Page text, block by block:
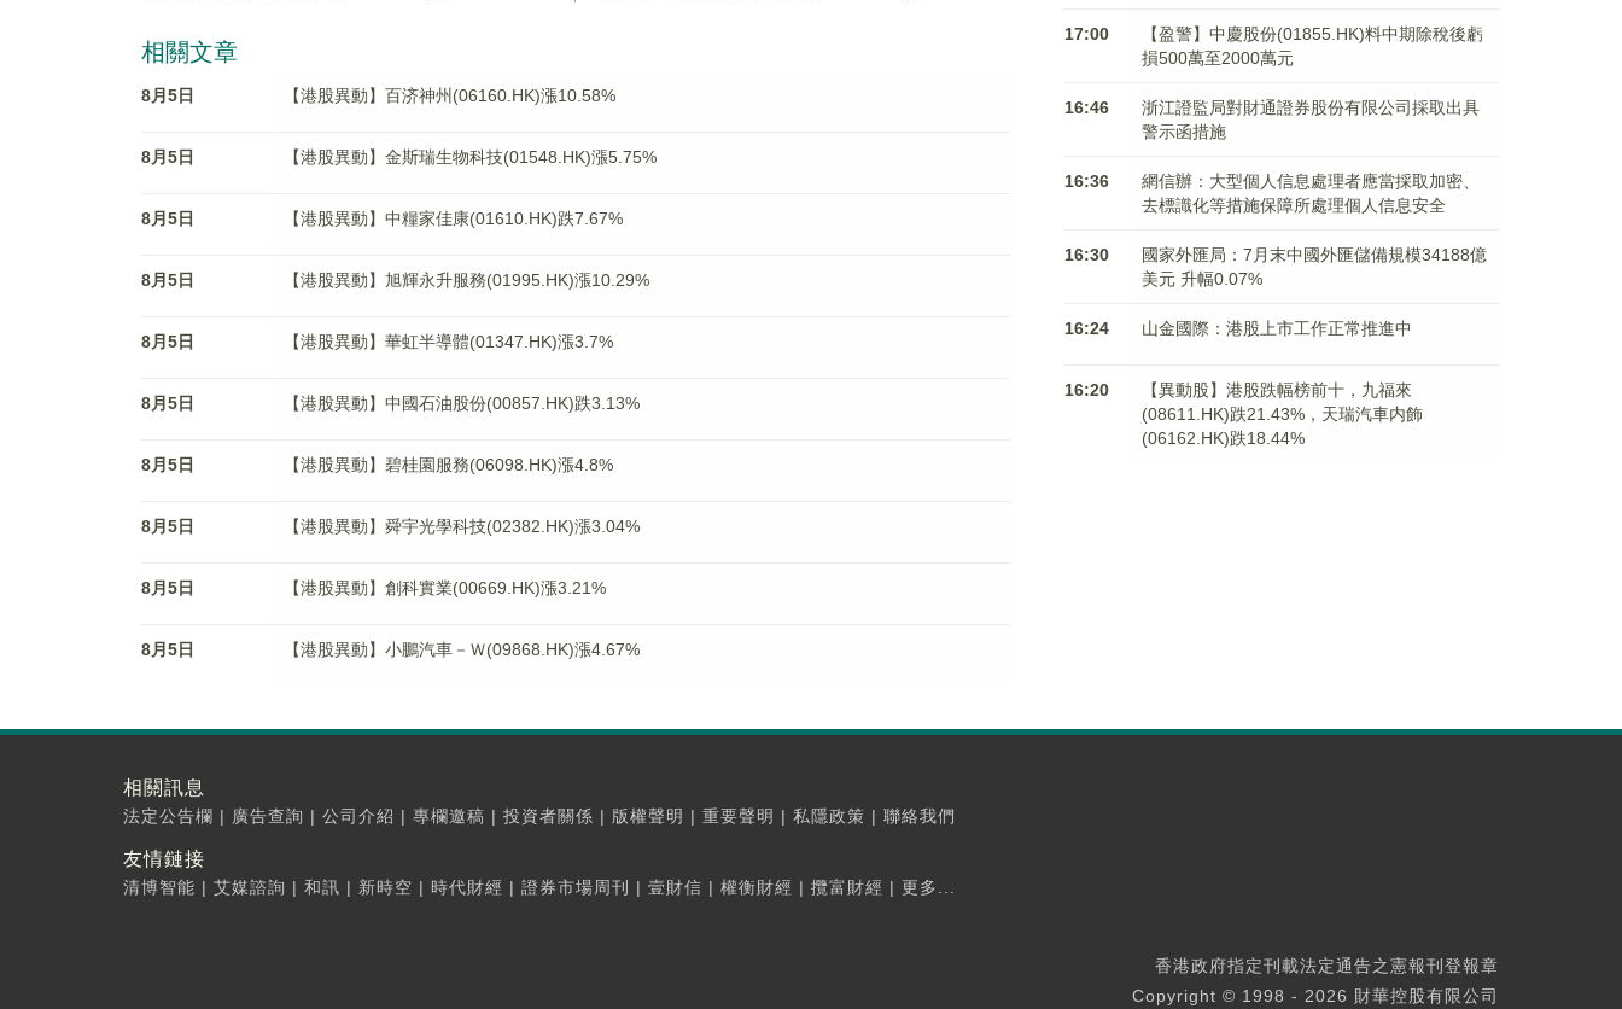
相關文章
8月5日 【港股異動】百济神州(06160.HK)漲10.58%
8月5日 【港股異動】金斯瑞生物科技(01548.HK)漲5.75%
8月5日 【港股異動】中糧家佳康(01610.HK)跌7.67%
8月5日 【港股異動】旭輝永升服務(01995.HK)漲10.29%
8月5日 【港股異動】華虹半導體(01347.HK)漲3.7%
8月5日 【港股異動】中國石油股份(00857.HK)跌3.13%
8月5日 【港股異動】碧桂園服務(06098.HK)漲4.8%
8月5日 【港股異動】舜宇光學科技(02382.HK)漲3.04%
8月5日 【港股異動】創科實業(00669.HK)漲3.21%
8月5日 【港股異動】小鵬汽車－Ｗ(09868.HK)漲4.67%
17:00
【盈警】中慶股份(01855.HK)料中期除稅後虧
損500萬至2000萬元
16:46
浙江證監局對財通證券股份有限公司採取出具
警示函措施
16:36
網信辦：大型個人信息處理者應當採取加密、
去標識化等措施保障所處理個人信息安全
16:30
國家外匯局：7月末中國外匯儲備規模34188億
美元 升幅0.07%
16:24 山金國際：港股上市工作正常推進中
16:20
【異動股】港股跌幅榜前十，九福來
(08611.HK)跌21.43%，天瑞汽車内飾
(06162.HK)跌18.44%
相關訊息
法定公告欄 | 廣告查詢 | 公司介紹 | 專欄邀稿 | 投資者關係 | 版權聲明 | 重要聲明 | 私隱政策 | 聯絡我們
友情鏈接
清博智能 | 艾媒諮詢 | 和訊 | 新時空 | 時代財經 | 證券市場周刊 | 壹財信 | 權衡財經 | 攬富財經 | 更多...
香港政府指定刊載法定通告之憲報刊登報章
Copyright © 1998 - 2026 財華控股有限公司